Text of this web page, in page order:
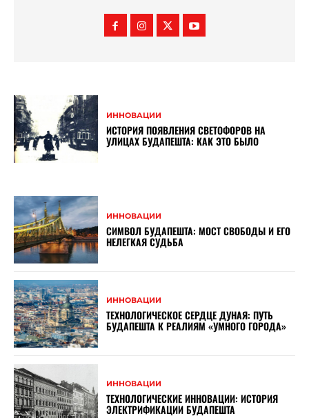
ИННОВАЦИИ
ИСТОРИЯ ПОЯВЛЕНИЯ СВЕТОФОРОВ НА
УЛИЦАХ БУДАПЕШТА: КАК ЭТО БЫЛО
ИННОВАЦИИ
СИМВОЛ БУДАПЕШТА: МОСТ СВОБОДЫ И ЕГО
НЕЛЕГКАЯ СУДЬБА
ИННОВАЦИИ
ТЕХНОЛОГИЧЕСКОЕ СЕРДЦЕ ДУНАЯ: ПУТЬ
БУДАПЕШТА К РЕАЛИЯМ «УМНОГО ГОРОДА»
ИННОВАЦИИ
ТЕХНОЛОГИЧЕСКИЕ ИННОВАЦИИ: ИСТОРИЯ
ЭЛЕКТРИФИКАЦИИ БУДАПЕШТА